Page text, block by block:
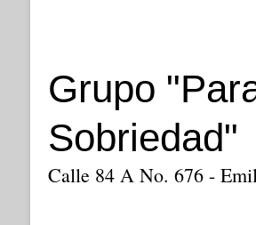
Grupo
Sobriedad"
Calle 84 A No. 676 -